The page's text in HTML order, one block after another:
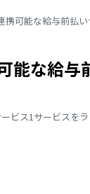
携可能な給与前払
能な給与
ビス1サービスを